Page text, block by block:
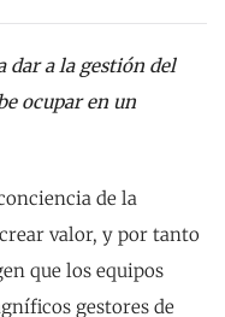
dar a la gestión del
ocupar en un
de la
valor, y por tanto
que los equipos
gestores de